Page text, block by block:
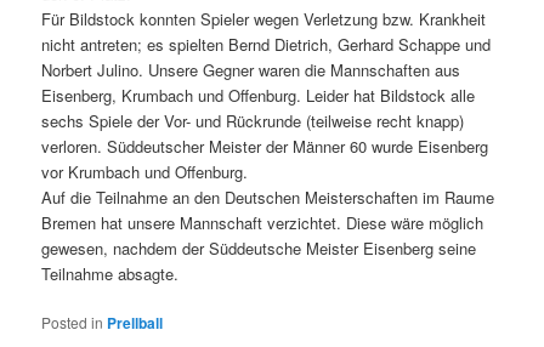
Für Bildstock konnten Spieler wegen Verletzung bzw. Krankheit
nicht antreten; es spielten Bernd Dietrich, Gerhard Schappe und
Norbert Julino. Unsere Gegner waren die Mannschaften aus
Eisenberg, Krumbach und Offenburg. Leider hat Bildstock alle
sechs Spiele der Vor- und Rückrunde (teilweise recht knapp)
verloren. Süddeutscher Meister der Männer 60 wurde Eisenberg
vor Krumbach und Offenburg.
Auf die Teilnahme an den Deutschen Meisterschaften im Raume
Bremen hat unsere Mannschaft verzichtet. Diese wäre möglich
gewesen, nachdem der Süddeutsche Meister Eisenberg seine
Teilnahme absagte.
Posted in Prellball